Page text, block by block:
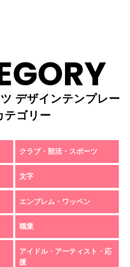
デザインテンプレー
テゴリー
クラブ・部活・スポーツ
文字
エンブレム・ワッペン
職業
アイドル・アーティスト・応
援